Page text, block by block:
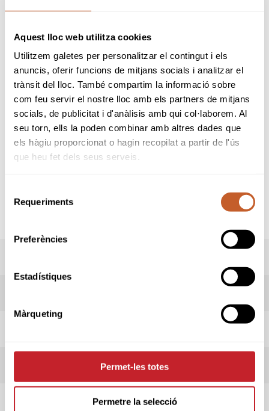
Aquest lloc web utilitza cookies
Utilitzem galetes per personalitzar el contingut i els
anuncis, oferir funcions de mitjans socials i analitzar el
trànsit del lloc. També compartim la informació sobre
com feu servir el nostre lloc amb els partners de mitjans
socials, de publicitat i d'anàlisis amb qui col·laborem. Al
seu torn, ells la poden combinar amb altres dades que
els hàgiu proporcionat o hagin recopilat a partir de l'ús
que heu fet dels seus serveis.
Requeriments
Preferències
Estadístiques
Màrqueting
Permet-les totes
Permetre la selecció
Se jugarán a 36 hoyosStroke Play Scratch
hoyos cada día
Participarán un máximo de120 jugadorescon
los hándicaps de inscripción máximos
siguientes:
2ª Categoría:4,5 a11,4
3ª Categoría:
a
distribuidos de la siguiente forma:
Más información y detalles en el reglamento
ADMITIDOS/AS
INFORMACIÓN PRUEBA